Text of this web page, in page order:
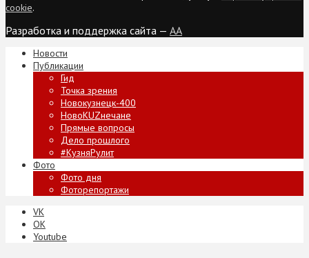
cookie.
Разработка и поддержка сайта — AA
Новости
Публикации
Гид
Точка зрения
Новокузнецк-400
НовоKUZнечане
Прямые вопросы
Дело прошлого
#КузняРулит
Фото
Фото дня
Фоторепортажи
VK
ОК
Youtube